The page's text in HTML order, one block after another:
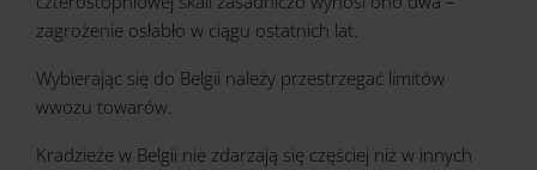
zagrożenie osłabło w ciągu ostatnich lat.
Wybierając się do Belgii należy przestrzegać limitów
wwozu towarów.
Kradzieże w Belgii nie zdarzają się częściej niż w innych